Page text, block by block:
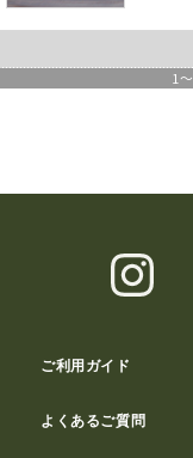
1 ～
ご利用ガイド
よくあるご質問